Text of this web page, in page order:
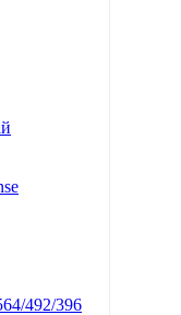
492/396